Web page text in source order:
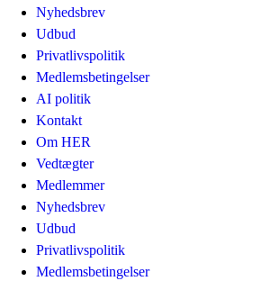
Nyhedsbrev
Udbud
Privatlivspolitik
Medlemsbetingelser
AI politik
Kontakt
Om HER
Vedtægter
Medlemmer
Nyhedsbrev
Udbud
Privatlivspolitik
Medlemsbetingelser